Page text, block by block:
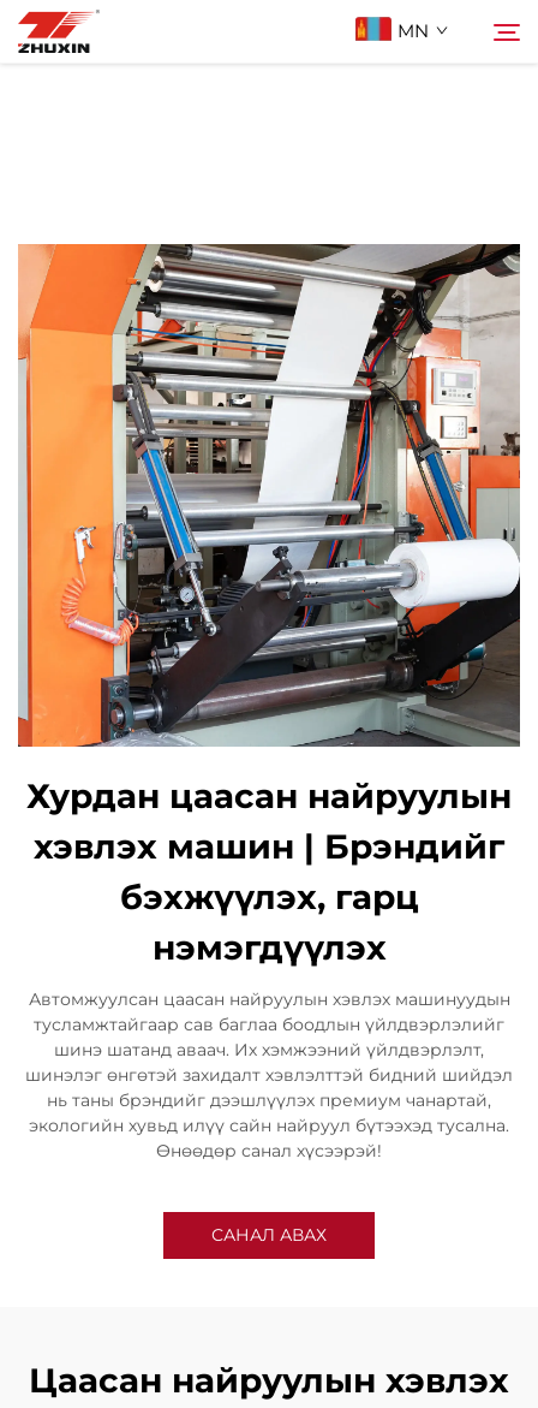
MN
Компани
Мэдээ
Холбоо Барих
Түгээмэл асуулт
Хурдан цаасан найруулын
хэвлэх машин | Брэндийг
бэхжүүлэх, гарц
нэмэгдүүлэх
Автомжуулсан цаасан найруулын хэвлэх машинуудын
тусламжтайгаар сав баглаа боодлын үйлдвэрлэлийг
шинэ шатанд аваач. Их хэмжээний үйлдвэрлэлт,
шинэлэг өнгөтэй захидалт хэвлэлттэй бидний шийдэл
нь таны брэндийг дээшлүүлэх премиум чанартай,
экологийн хувьд илүү сайн найруул бүтээхэд тусална.
Өнөөдөр санал хүсээрэй!
САНАЛ АВАХ
Цаасан найруулын хэвлэх